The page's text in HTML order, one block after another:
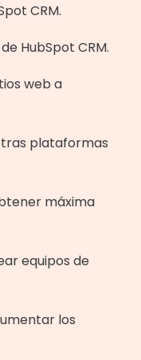
CRM.
HubSpot CRM.
web a
plataformas
máxima
equipos de
los